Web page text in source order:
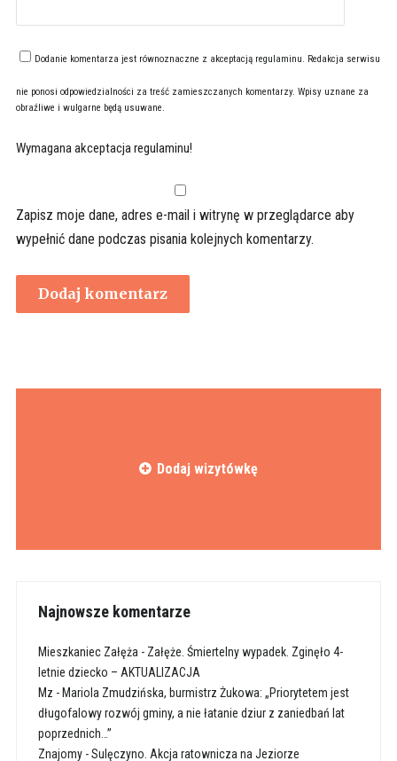
Dodanie komentarza jest równoznaczne z akceptacją regulaminu. Redakcja serwisu
nie ponosi odpowiedzialności za treść zamieszczanych komentarzy. Wpisy uznane za
obraźliwe i wulgarne będą usuwane.
Wymagana akceptacja regulaminu!
Zapisz moje dane, adres e-mail i witrynę w przeglądarce aby
wypełnić dane podczas pisania kolejnych komentarzy.
Dodaj wizytówkę
Najnowsze komentarze
Mieszkaniec Załęża - Załęże. Śmiertelny wypadek. Zginęło 4-
letnie dziecko – AKTUALIZACJA
Mz - Mariola Zmudzińska, burmistrz Żukowa: „Priorytetem jest
długofalowy rozwój gminy, a nie łatanie dziur z zaniedbań lat
poprzednich…”
Znajomy-Sulęczyno. Akcja ratownicza na Jeziorze